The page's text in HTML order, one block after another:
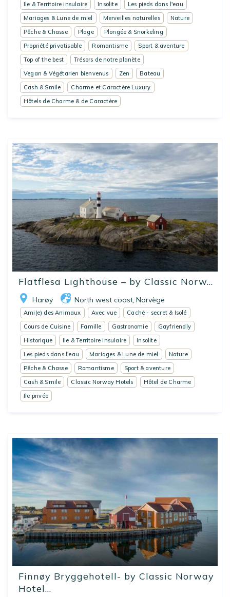
Ile & Territoire insulaire
Insolite
Les pieds dans l'eau
Mariages & Lune de miel
Merveilles naturelles
Nature
Pêche & Chasse
Plage
Plongée & Snorkeling
Propriété privatisable
Romantisme
Sport & aventure
Top of the best
Trésors de notre planète
Vegan & Végétarien bienvenus
Zen
Bateau
Cash & Smile
Charme et Caractère Luxury
Hôtels de Charme & de Caractère
Flatflesa Lighthouse – by Classic Norw...
Harøy North west coast, Norvège
Ami(e) des Animaux Avec vue
Caché - secret & Isolé
Cours de Cuisine
Famille Gastronomie
Gayfriendly
Historique
Ile & Territoire insulaire
Insolite
Les pieds dans l'eau
Mariages & Lune de miel
Nature
Pêche & Chasse
Romantisme
Sport & aventure
Cash & Smile
Classic Norway Hotels
Hôtel de Charme
Ile privée
Finnøy Bryggehotell- by Classic Norway
Hotel...